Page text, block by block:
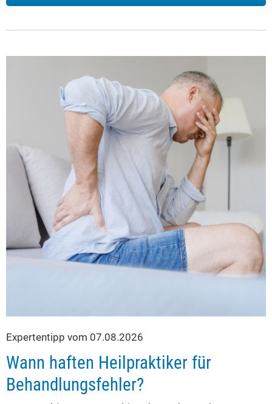
Expertentipp vom 07.08.2026
Wann haften Heilpraktiker für
Behandlungsfehler?